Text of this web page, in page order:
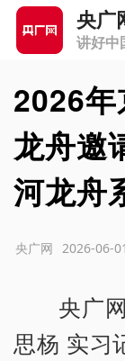
央广
讲好中
2026
龙舟邀
河龙舟
2026-06-
央广网
央广
思杨 实习